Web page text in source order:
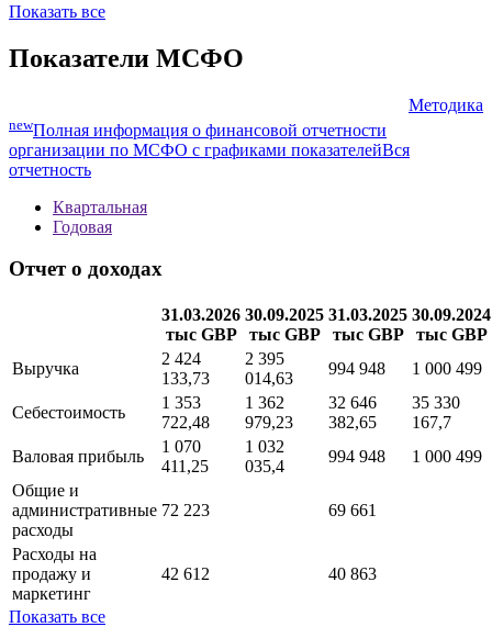
Показать все
Показатели МСФО
Методика
newПолная информация о финансовой отчетности
организации по МСФО с графиками показателейВся
отчетность
Квартальная
Годовая
Отчет о доходах
31.03.2026
тыс GBP
30.09.2025
тыс GBP
31.03.2025
тыс GBP
30.09.2024
тыс GBP
Выручка
2 424
133,73
2 395
014,63
994 948 1 000 499
Себестоимость
1 353
722,48
1 362
979,23
32 646
382,65
35 330
167,7
Валовая прибыль
1 070
411,25
1 032
035,4
994 948
1 000 499
Общие и
административные
расходы
72 223 69 661
Расходы на
продажу и
маркетинг
42 612 40 863
Показать все